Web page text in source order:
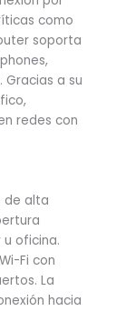
como
soporta
a su
redes con
de alta
oficina.
Fi con
La
hacia